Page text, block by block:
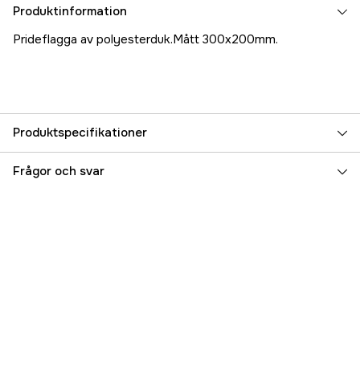
Produktinformation
Prideflagga av polyesterduk.Mått 300x200mm.
Produktspecifikationer
Referensnummer 5000070281
Frågor och svar